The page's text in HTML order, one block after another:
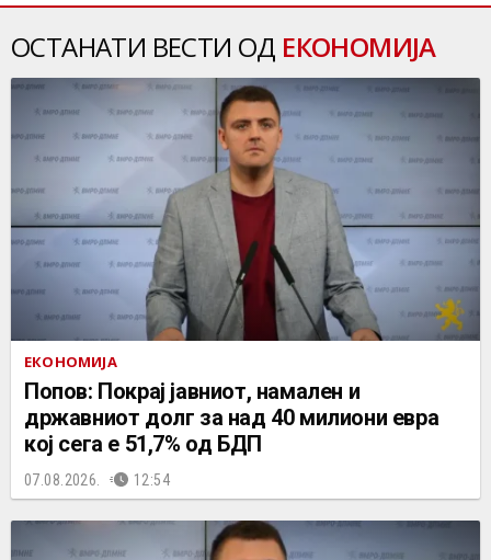
ОСТАНАТИ ВЕСТИ ОД ЕКОНОМИЈА
ЕКОНОМИЈА
Попов: Покрај јавниот, намален и
државниот долг за над 40 милиони евра
кој сега е 51,7% од БДП
07.08.2026. 12:54